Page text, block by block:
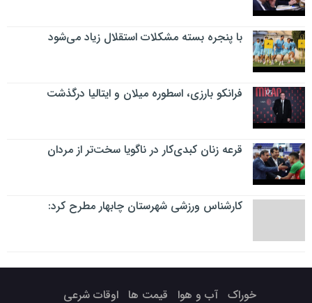
با پنجره بسته مشکلات استقلال زیاد می‌شود
فرانکو بارزی، اسطوره میلان و ایتالیا درگذشت
قرعه زنان کبدی‌کار در ناگویا سخت‌تر از مردان
کارشناس ورزشی شهرستان چابهار مطرح کرد:
خوراک آب و هوا قیمت ها اوقات شرعی